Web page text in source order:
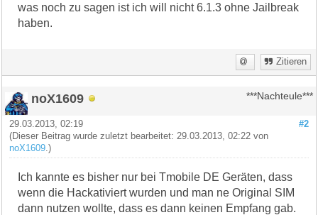
was noch zu sagen ist ich will nicht 6.1.3 ohne Jailbreak
haben.
Zitieren
noX1609 ***Nachteule***
#2
29.03.2013, 02:19
(Dieser Beitrag wurde zuletzt bearbeitet: 29.03.2013, 02:22 von
noX1609 .)
Ich kannte es bisher nur bei Tmobile DE Geräten, dass
wenn die Hackativiert wurden und man ne Original SIM
dann nutzen wollte, dass es dann keinen Empfang gab.